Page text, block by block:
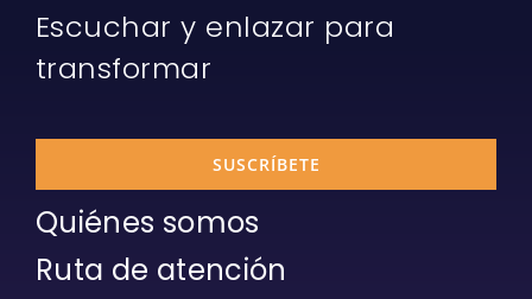
Escuchar y enlazar para
transformar
SUSCRÍBETE
Quiénes somos
Ruta de atención